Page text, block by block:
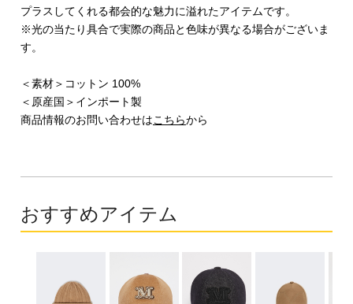
プラスしてくれる都会的な魅力に溢れたアイテムです。
※光の当たり具合で実際の商品と色味が異なる場合がございま
す。
＜素材＞コットン 100%
＜原産国＞インポート製
商品情報のお問い合わせはこちらから
おすすめアイテム